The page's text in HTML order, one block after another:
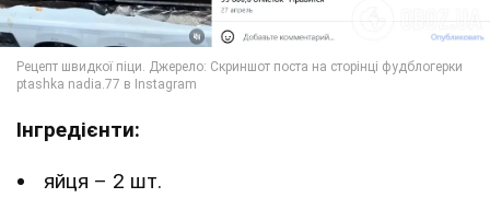
Інгредієнти:
яйця – 2 шт.